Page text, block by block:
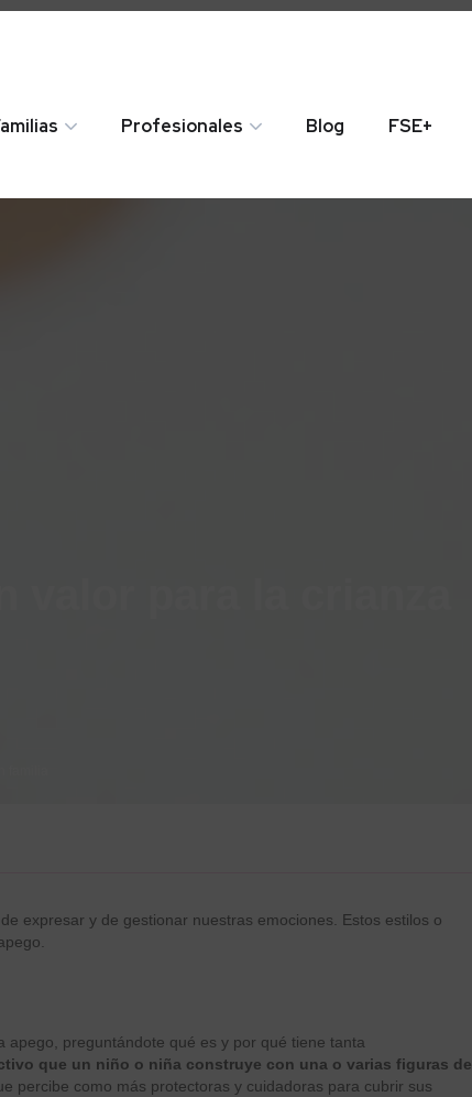
Profesionales Blog FSE+
expresar y de gestionar nuestras emociones. Estos estilos o
preguntándote qué es y por qué tiene tanta
que un niño o niña construye con una o varias figuras de
percibe como más protectoras y cuidadoras para cubrir sus